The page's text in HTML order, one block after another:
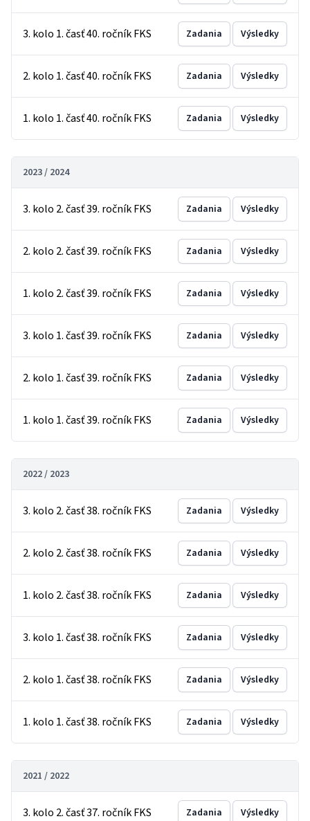
3. kolo 1. časť 40. ročník FKS Zadania Výsledky
2. kolo 1. časť 40. ročník FKS Zadania Výsledky
1. kolo 1. časť 40. ročník FKS Zadania Výsledky
2023 / 2024
3. kolo 2. časť 39. ročník FKS Zadania Výsledky
2. kolo 2. časť 39. ročník FKS Zadania Výsledky
1. kolo 2. časť 39. ročník FKS Zadania Výsledky
3. kolo 1. časť 39. ročník FKS Zadania Výsledky
2. kolo 1. časť 39. ročník FKS Zadania Výsledky
1. kolo 1. časť 39. ročník FKS Zadania Výsledky
2022 / 2023
3. kolo 2. časť 38. ročník FKS Zadania Výsledky
2. kolo 2. časť 38. ročník FKS Zadania Výsledky
1. kolo 2. časť 38. ročník FKS Zadania Výsledky
3. kolo 1. časť 38. ročník FKS Zadania Výsledky
2. kolo 1. časť 38. ročník FKS Zadania Výsledky
1. kolo 1. časť 38. ročník FKS Zadania Výsledky
2021 / 2022
3. kolo 2. časť 37. ročník FKS Zadania Výsledky